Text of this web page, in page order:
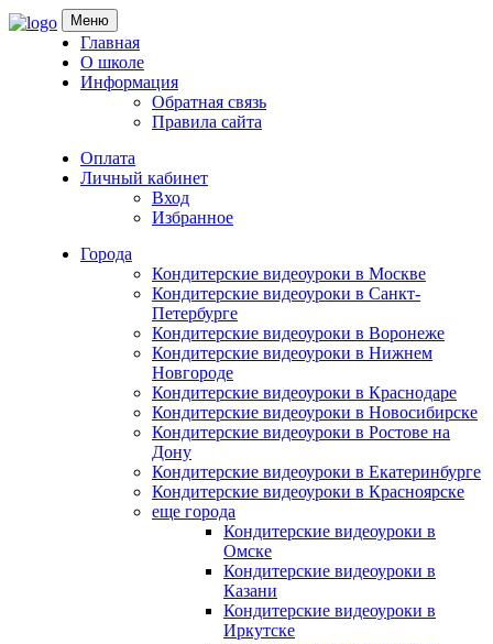
Skip
to
Меню
Главная
О школе
Информация
Обратная связь
Правила сайта
Оплата
Личный кабинет
Вход
Избранное
Города
Кондитерские видеоуроки в Москве
Кондитерские видеоуроки в Санкт-
Петербурге
Кондитерские видеоуроки в Воронеже
Кондитерские видеоуроки в Нижнем
Новгороде
Кондитерские видеоуроки в Краснодаре
Кондитерские видеоуроки в Новосибирске
Кондитерские видеоуроки в Ростове на
Дону
Кондитерские видеоуроки в Екатеринбурге
Кондитерские видеоуроки в Красноярске
еще города
Кондитерские видеоуроки в
Омске
Кондитерские видеоуроки в
Казани
Кондитерские видеоуроки в
Иркутске